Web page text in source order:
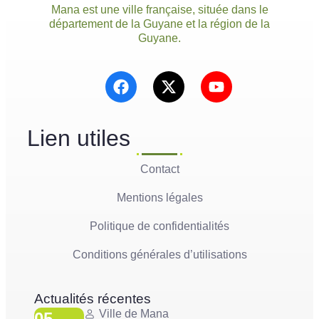
Mana est une ville française, située dans le
département de la Guyane et la région de la
Guyane.
Lien utiles
Contact
Mentions légales
Politique de confidentialités
Conditions générales d’utilisations
Actualités récentes
Ville de Mana